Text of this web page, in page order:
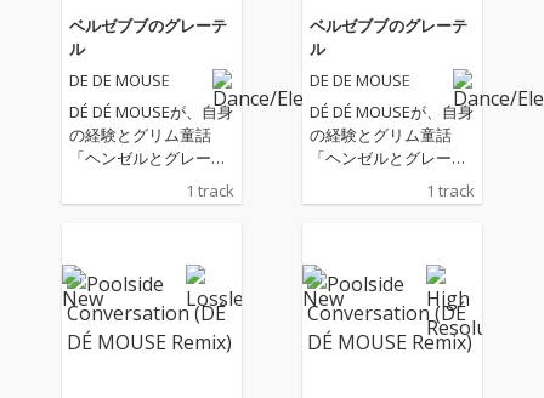
ベルゼブブのグレーテ
ル
DE DE MOUSE
DÉ DÉ MOUSEが、自身
の経験とグリム童話
「ヘンゼルとグレーテ
クメルヘンボカロ『ベ
羽音から始まる今作
は、ミニマルミュージ
ック的な和音構成とア
ンサンブルに荒れたタ
1 track
ベルゼブブのグレーテ
ル
DE DE MOUSE
DÉ DÉ MOUSEが、自身
の経験とグリム童話
「ヘンゼルとグレーテ
ル」を題材にしたダー
クメルヘンボカロ『ベ
羽音から始まる今作
は、ミニマルミュージ
ック的な和音構成とア
ンサンブルに荒れたタ
1 track